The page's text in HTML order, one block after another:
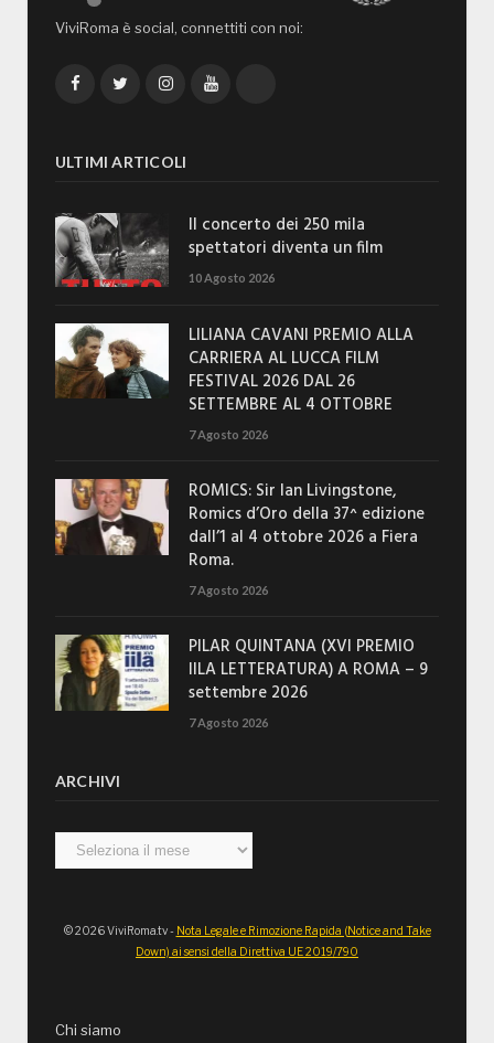
ViviRoma è social, connettiti con noi:
FacebookTwitterInstagramYouTube
ULTIMI ARTICOLI
Il concerto dei 250 mila
spettatori diventa un film
10 Agosto 2026
LILIANA CAVANI PREMIO ALLA
CARRIERA AL LUCCA FILM
FESTIVAL 2026 DAL 26
SETTEMBRE AL 4 OTTOBRE
7 Agosto 2026
ROMICS: Sir Ian Livingstone,
Romics d’Oro della 37^ edizione
dall’1 al 4 ottobre 2026 a Fiera
Roma.
7 Agosto 2026
PILAR QUINTANA (XVI PREMIO
IILA LETTERATURA) A ROMA – 9
settembre 2026
7 Agosto 2026
ARCHIVI
Archivi
© 2026 ViviRoma.tv - Nota Legale e Rimozione Rapida (Notice and Take
Down) ai sensi della Direttiva UE 2019/790
Chi siamo